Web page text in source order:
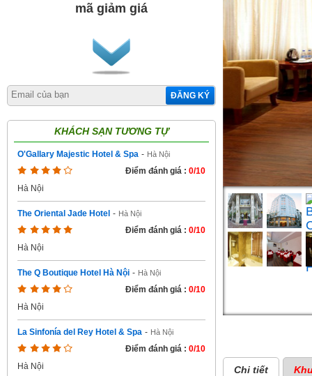
mã giảm giá
ĐĂNG KÝ
KHÁCH SẠN TƯƠNG TỰ
O'Gallary Majestic Hotel & Spa - Hà Nội
Điểm đánh giá : 0/10
Hà Nội
The Oriental Jade Hotel - Hà Nội
Điểm đánh giá : 0/10
Hà Nội
The Q Boutique Hotel Hà Nội - Hà Nội
Điểm đánh giá : 0/10
Hà Nội
La Sinfonía del Rey Hotel & Spa - Hà Nội
Điểm đánh giá : 0/10
Hà Nội
Chi tiết